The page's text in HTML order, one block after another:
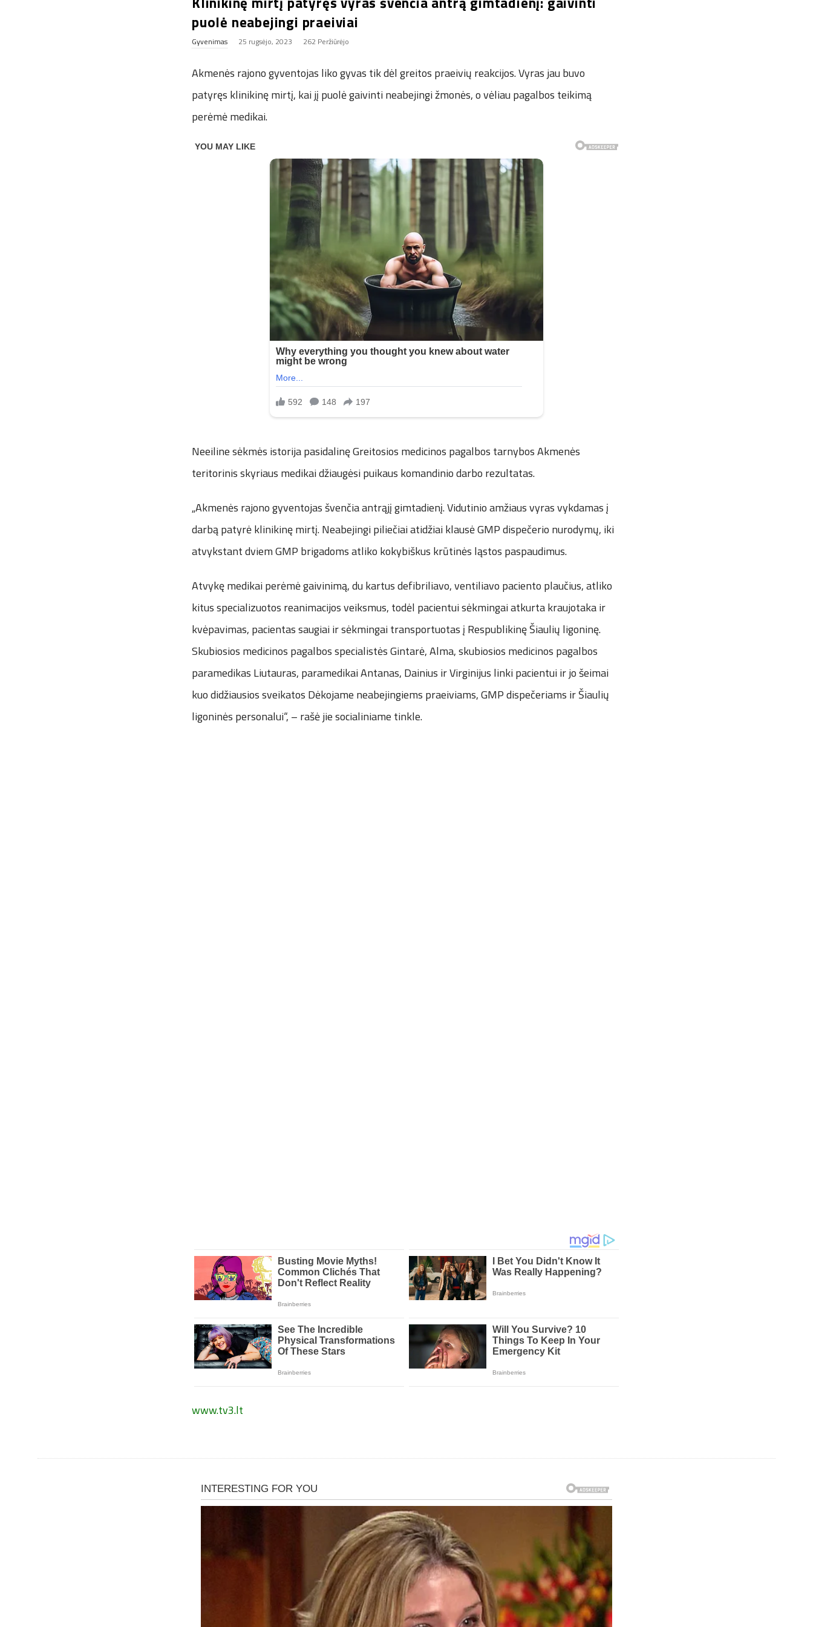
puolė neabejingi praeiviai
Gyvenimas 25 rugsėjo, 2023 262 Peržiūrėjo
Akmenės rajono gyventojas liko gyvas tik dėl greitos praeivių reakcijos. Vyras jau buvo
patyręs klinikinę mirtį, kai jį puolė gaivinti neabejingi žmonės, o vėliau pagalbos teikimą
perėmė medikai.
Neeiline sėkmės istorija pasidalinę Greitosios medicinos pagalbos tarnybos Akmenės
teritorinis skyriaus medikai džiaugėsi puikaus komandinio darbo rezultatas.
„Akmenės rajono gyventojas švenčia antrąjį gimtadienį. Vidutinio amžiaus vyras vykdamas į
darbą patyrė klinikinę mirtį. Neabejingi piliečiai atidžiai klausė GMP dispečerio nurodymų, iki
atvykstant dviem GMP brigadoms atliko kokybiškus krūtinės ląstos paspaudimus.
Atvykę medikai perėmė gaivinimą, du kartus defibriliavo, ventiliavo paciento plaučius, atliko
kitus specializuotos reanimacijos veiksmus, todėl pacientui sėkmingai atkurta kraujotaka ir
kvėpavimas, pacientas saugiai ir sėkmingai transportuotas į Respublikinę Šiaulių ligoninę.
Skubiosios medicinos pagalbos specialistės Gintarė, Alma, skubiosios medicinos pagalbos
paramedikas Liutauras, paramedikai Antanas, Dainius ir Virginijus linki pacientui ir jo šeimai
kuo didžiausios sveikatos Dėkojame neabejingiems praeiviams, GMP dispečeriams ir Šiaulių
ligoninės personalui“, – rašė jie socialiniame tinkle.
www.tv3.lt